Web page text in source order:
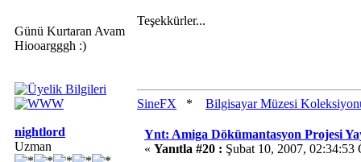
Günü Kurtaran Avam
Hiooargggh :)
Teşekkürler...
SineFX * Bilgisayar Müzesi
nightlord
Uzman
Ynt: Amiga Dökümantasyon Projesi
« Yanıtla #20 : Şubat 10, 2007, 02:34:53